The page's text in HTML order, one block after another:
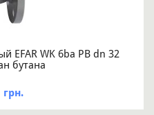
EFAR WK 6ba PB dn 32
бутана
грн.